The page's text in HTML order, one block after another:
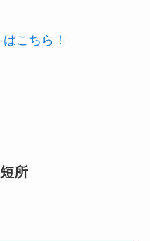
こちら！
所